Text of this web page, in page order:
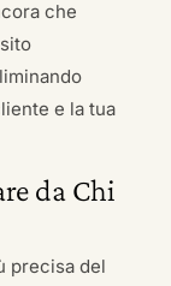
che
e la tua
da Chi
precisa del